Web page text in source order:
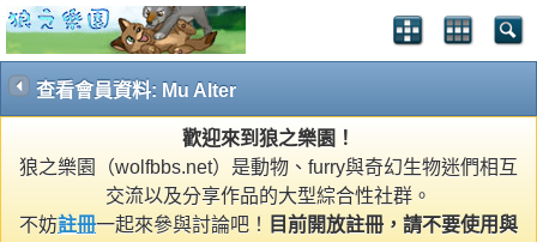
查看會員資料: Mu Alter
歡迎來到狼之樂園！
狼之樂園（wolfbbs.net）是動物、furry與奇幻生物迷們相互
交流以及分享作品的大型綜合性社群。
不妨註冊一起來參與討論吧！
目前開放註冊，請不要使用與